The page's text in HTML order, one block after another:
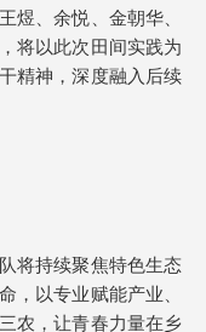
煜、余悦、金朝华、
将以此次田间实践为
精神，深度融入后续
将持续聚焦特色生态
，以专业赋能产业、
农，让青春力量在乡